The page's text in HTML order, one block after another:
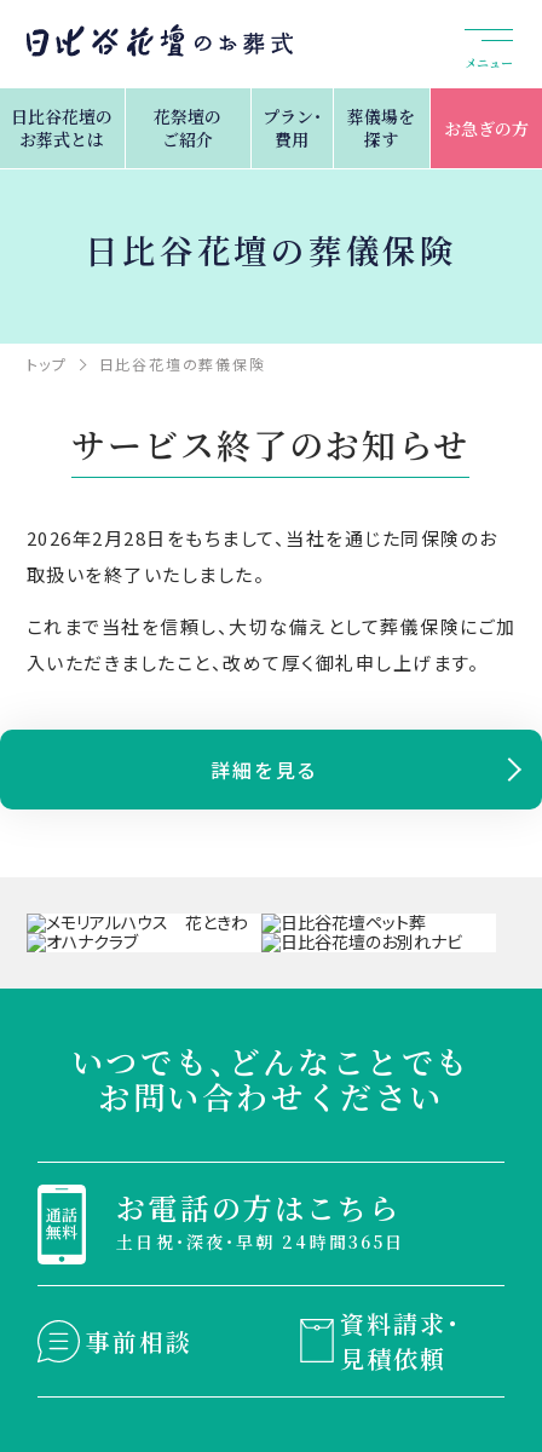
メニュー
日比谷花壇の
お葬式とは
花祭壇の
ご紹介
プラン・
費用
葬儀場を
探す
お急ぎの方
⽇⽐⾕花壇の葬儀保険
トップ ⽇⽐⾕花壇の葬儀保険
サービス終了のお知らせ
2026年2月28日をもちまして、当社を通じた同保険のお
取扱いを終了いたしました。
これまで当社を信頼し、大切な備えとして葬儀保険にご加
入いただきましたこと、改めて厚く御礼申し上げます。
詳細を見る
いつでも、どんなことでも
お問い合わせください
お電話の方はこちら
土日祝・深夜・早朝 24時間365日
事前相談
資料請求・
見積依頼